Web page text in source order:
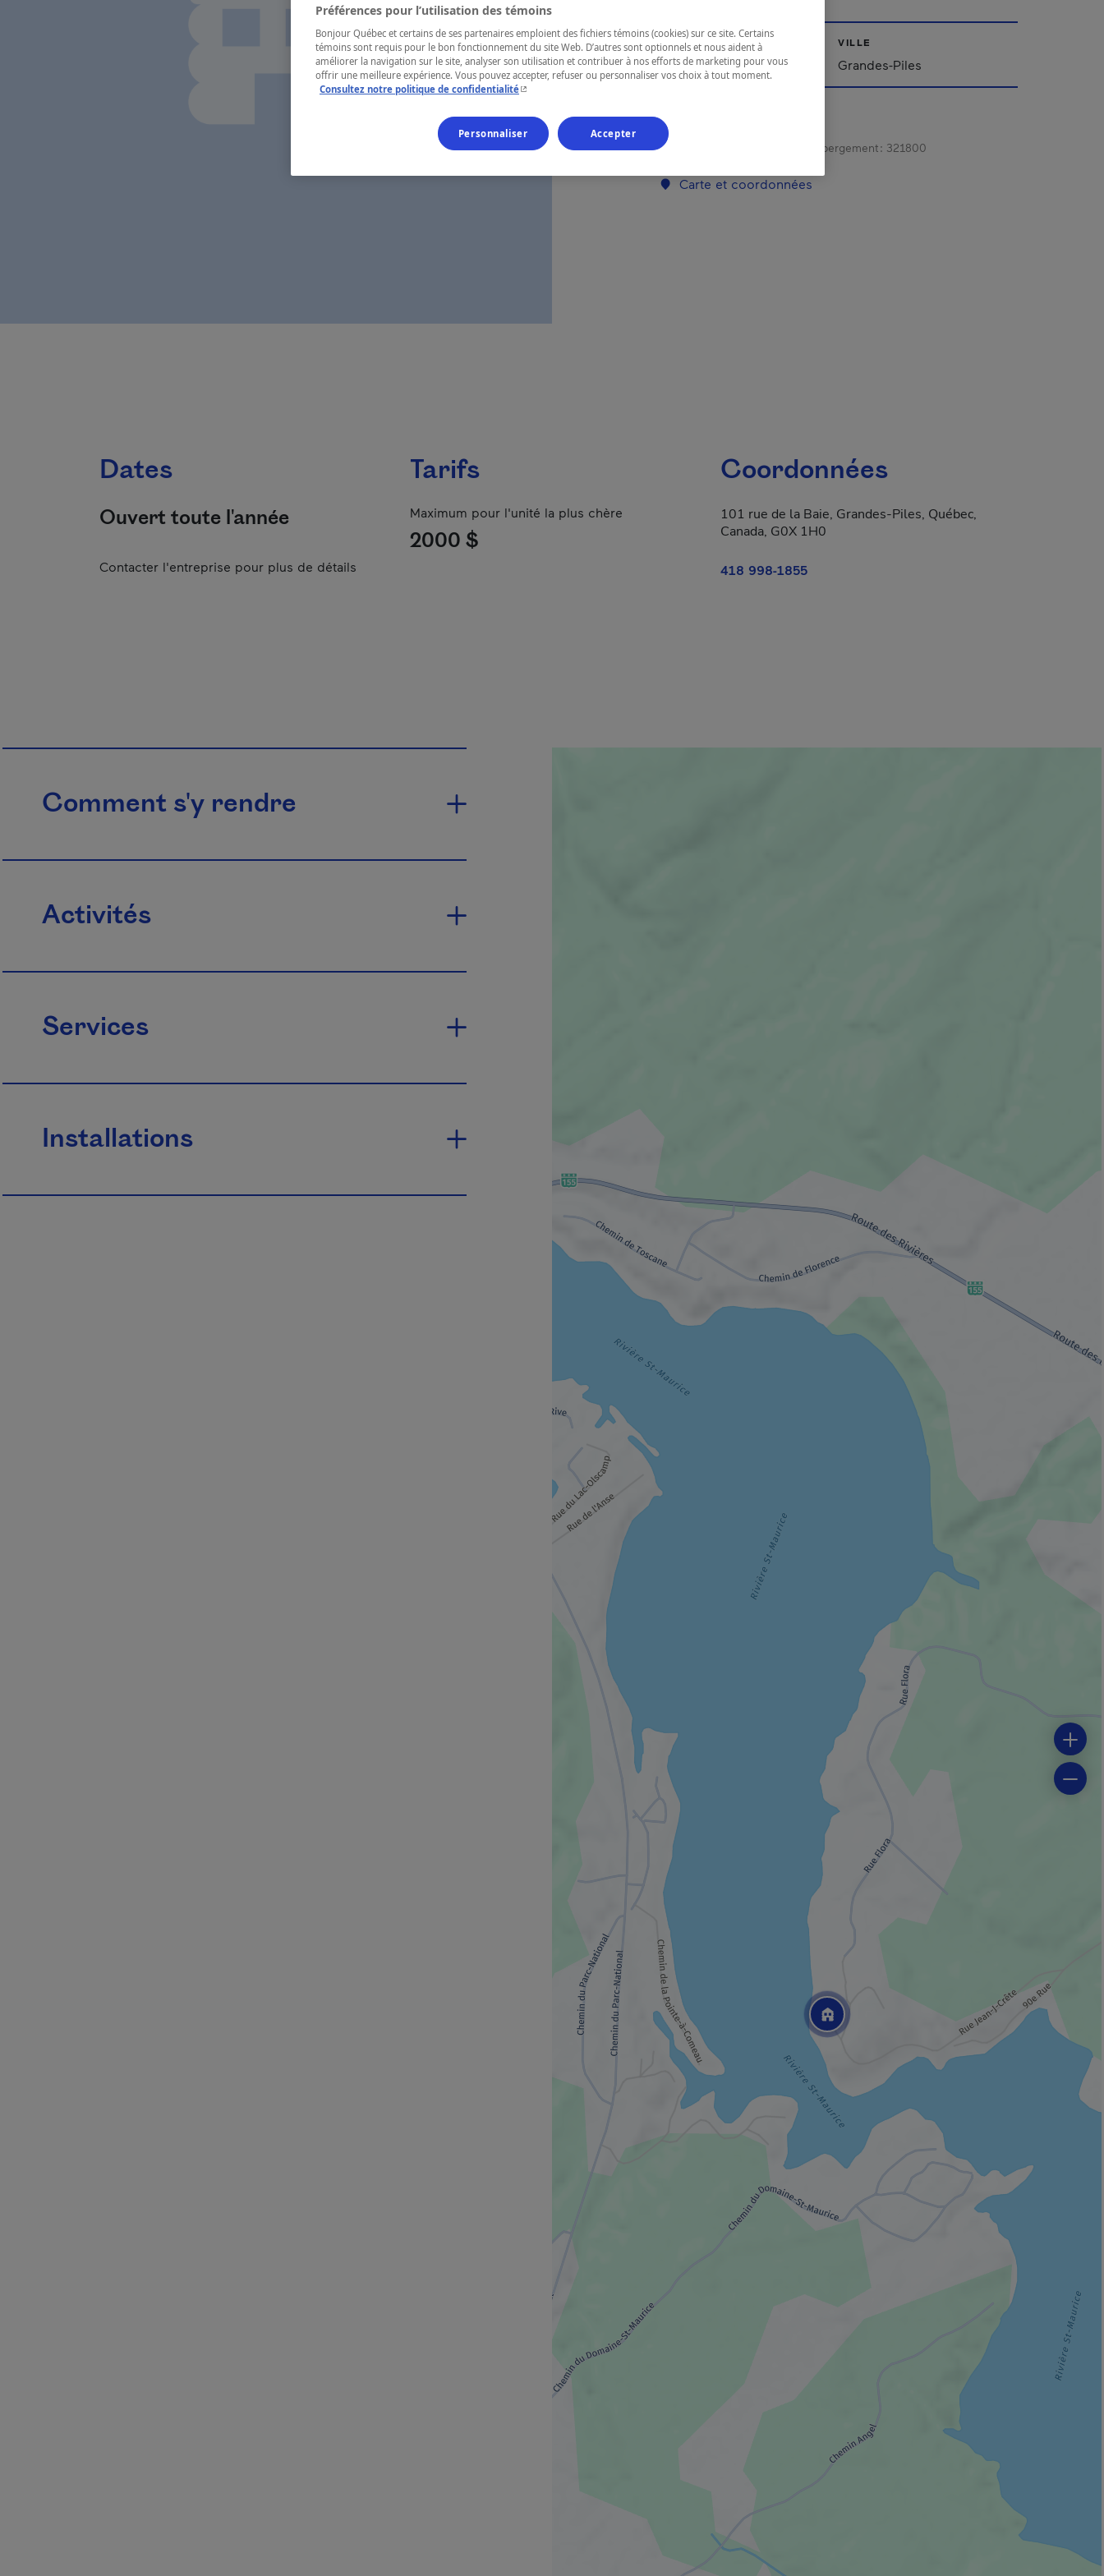
RÉGION
Mauricie
VILLE
Grandes-Piles
Numéro d’enregistrement d’hébergement : 321800
Carte et coordonnées
Dates
Ouvert toute l'année
Contacter l'entreprise pour plus de détails
Tarifs
Maximum pour l'unité la plus chère
2000 $
Coordonnées
101 rue de la Baie, Grandes-Piles, Québec,
Canada, G0X 1H0
418 998-1855
Comment s'y rendre
Activités
Services
Installations
Préférences pour l’utilisation des témoins
Bonjour Québec et certains de ses partenaires emploient des fichiers témoins (cookies) sur ce site. Certains
témoins sont requis pour le bon fonctionnement du site Web. D’autres sont optionnels et nous aident à
améliorer la navigation sur le site, analyser son utilisation et contribuer à nos efforts de marketing pour vous
offrir une meilleure expérience. Vous pouvez accepter, refuser ou personnaliser vos choix à tout moment.
Consultez notre politique de confidentialité- Cet hyperlien s'ouvrira dans une nouvelle fenêtre.
Personnaliser Accepter